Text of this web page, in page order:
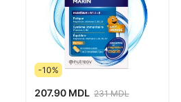
-10%
207.90 MDL 231 MDL